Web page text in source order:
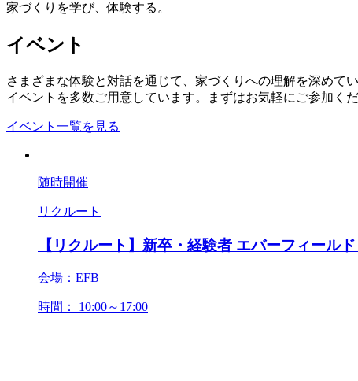
家づくりを学び、体験する。
イベント
さまざまな体験と対話を通じて、家づくりへの理解を深めて
イベントを多数ご用意しています。まずはお気軽にご参加くだ
イベント一覧を見る
随時開催
リクルート
【リクルート】新卒・経験者 エバーフィール
会場：EFB
時間： 10:00～17:00